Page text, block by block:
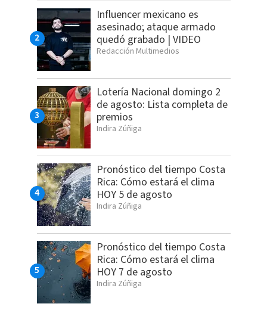
Influencer mexicano es
asesinado; ataque armado
quedó grabado | VIDEO
Redacción Multimedios
Lotería Nacional domingo 2
de agosto: Lista completa de
premios
Indira Zúñiga
Pronóstico del tiempo Costa
Rica: Cómo estará el clima
HOY 5 de agosto
Indira Zúñiga
Pronóstico del tiempo Costa
Rica: Cómo estará el clima
HOY 7 de agosto
Indira Zúñiga